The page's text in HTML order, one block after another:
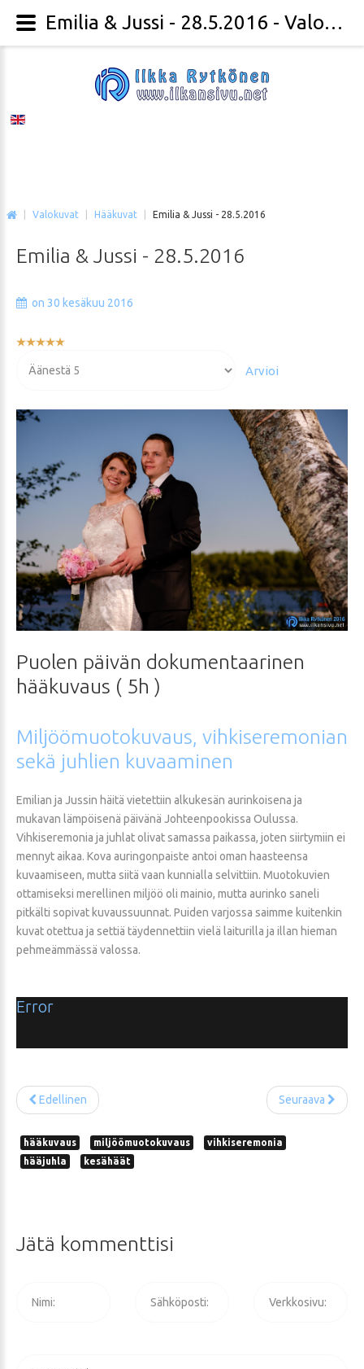
Valokuvat Hääkuvat Emilia & Jussi - 28.5.2016
Emilia & Jussi - 28.5.2016
on 30 kesäkuu 2016
Käyttäjän
arvioida
Puolen päivän dokumentaarinen
hääkuvaus ( 5h )
Miljöömuotokuvaus, vihkiseremonian
sekä juhlien kuvaaminen
Emilian ja Jussin häitä vietettiin alkukesän aurinkoisena ja
mukavan lämpöisenä päivänä Johteenpookissa Oulussa.
Vihkiseremonia ja juhlat olivat samassa paikassa, joten siirtymiin ei
mennyt aikaa. Kova auringonpaiste antoi oman haasteensa
kuvaamiseen, mutta siitä vaan kunnialla selvittiin. Muotokuvien
ottamiseksi merellinen miljöö oli mainio, mutta aurinko saneli
pitkälti sopivat kuvaussuunnat. Puiden varjossa saimme kuitenkin
kuvat otettua ja settiä täydennettiin vielä laiturilla ja illan hieman
pehmeämmässä valossa.
Error
Edellinen Seuraava
hääkuvaus miljöömuotokuvaus
vihkiseremonia
hääjuhla
kesähäät
Jätä kommenttisi
Emilia & Jussi - 28.5.2016 - Valokuvaaja Ilkka Rytkönen